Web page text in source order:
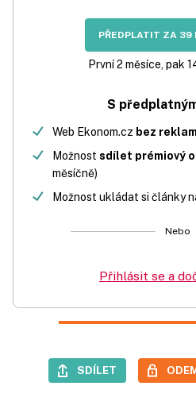
PŘEDPLATIT ZA 39
První 2 měsíce, pak
S
Web Ekonom.cz bez reklam
Možnost sdílet prémiový
měsíčně)
Možnost ukládat si články
Nebo
Přihlásit se a
SDÍLET